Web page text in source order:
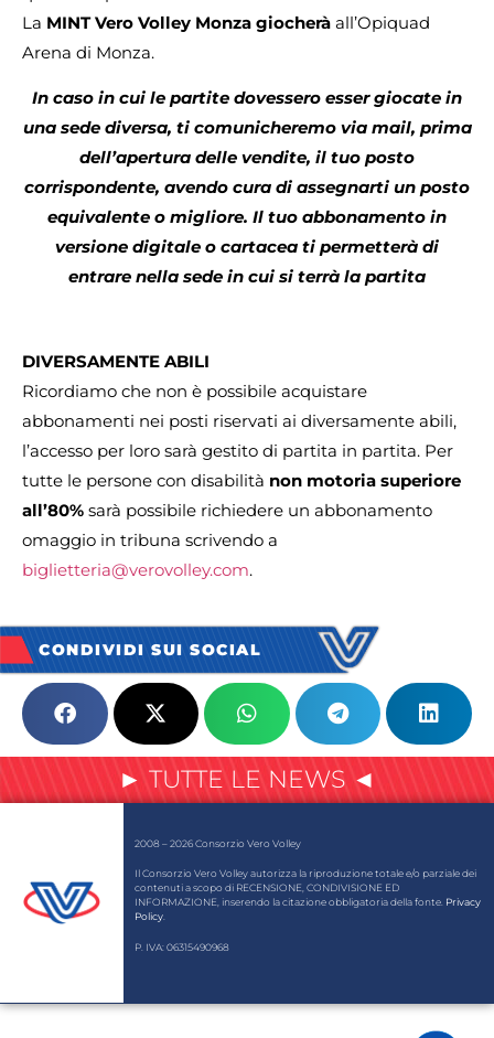
La MINT Vero Volley Monza giocherà all’Opiquad
Arena di Monza.
In caso in cui le partite dovessero esser giocate in
una sede diversa, ti comunicheremo via mail, prima
dell’apertura delle vendite, il tuo posto
corrispondente, avendo cura di assegnarti un posto
equivalente o migliore. Il tuo abbonamento in
versione digitale o cartacea ti permetterà di
entrare nella sede in cui si terrà la partita
DIVERSAMENTE ABILI
Ricordiamo che non è possibile acquistare
abbonamenti nei posti riservati ai diversamente abili,
l’accesso per loro sarà gestito di partita in partita. Per
tutte le persone con disabilità non motoria superiore
all’80% sarà possibile richiedere un abbonamento
omaggio in tribuna scrivendo a
biglietteria@verovolley.com.
CONDIVIDI SUI SOCIAL
► TUTTE LE NEWS ◄
2008 – 2026 Consorzio Vero Volley
Il Consorzio Vero Volley autorizza la riproduzione totale e/o parziale dei
contenuti a scopo di RECENSIONE, CONDIVISIONE ED
INFORMAZIONE, inserendo la citazione obbligatoria della fonte. Privacy
Policy.
P. IVA: 06315490968